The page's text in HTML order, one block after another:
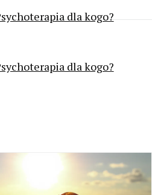
dla kogo?
dla kogo?